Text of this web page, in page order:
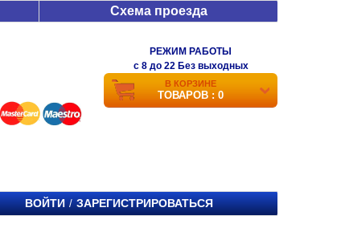
Схема проезда
РЕЖИМ РАБОТЫ
c 8 до 22 Без выходных
В КОРЗИНЕ
ТОВАРОВ : 0
ВОЙТИ / ЗАРЕГИСТРИРОВАТЬСЯ